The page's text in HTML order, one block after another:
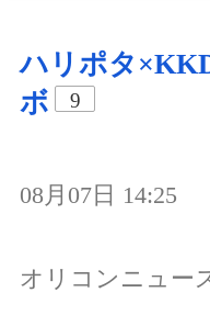
ハリポタ
ボ
9
08月07日 14:25
オリコンニュー